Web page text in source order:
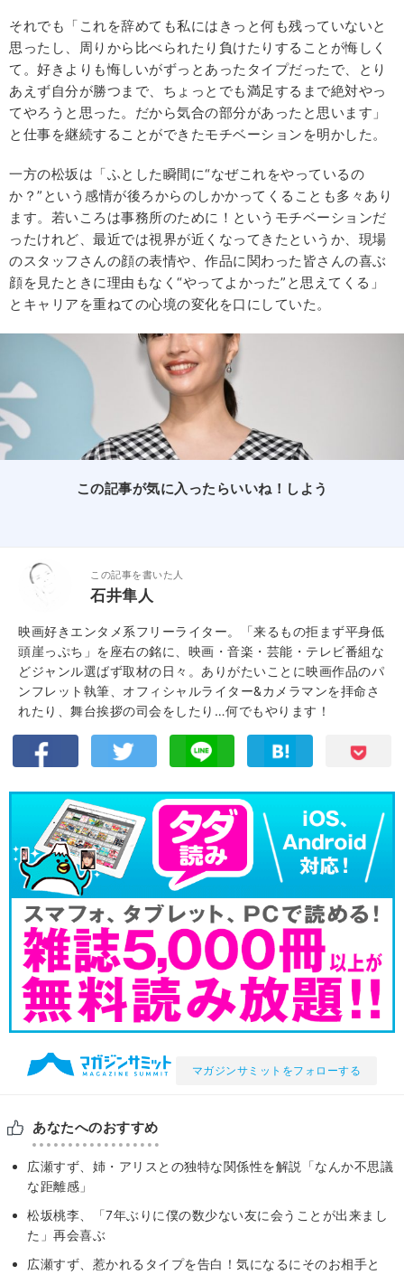
それでも「これを辞めても私にはきっと何も残っていないと
思ったし、周りから比べられたり負けたりすることが悔しく
て。好きよりも悔しいがずっとあったタイプだったで、とり
あえず自分が勝つまで、ちょっとでも満足するまで絶対やっ
てやろうと思った。だから気合の部分があったと思います」
と仕事を継続することができたモチベーションを明かした。
一方の松坂は「ふとした瞬間に“なぜこれをやっているの
か？”という感情が後ろからのしかかってくることも多々あり
ます。若いころは事務所のために！というモチベーションだ
ったけれど、最近では視界が近くなってきたというか、現場
のスタッフさんの顔の表情や、作品に関わった皆さんの喜ぶ
顔を見たときに理由もなく“やってよかった”と思えてくる」
とキャリアを重ねての心境の変化を口にしていた。
この記事が気に入ったらいいね！しよう
この記事を書いた人
石井隼人
映画好きエンタメ系フリーライター。「来るもの拒まず平身低
頭崖っぷち」を座右の銘に、映画・音楽・芸能・テレビ番組な
どジャンル選ばず取材の日々。ありがたいことに映画作品のパ
ンフレット執筆、オフィシャルライター&カメラマンを拝命さ
れたり、舞台挨拶の司会をしたり…何でもやります！
マガジンサミットをフォローする
あなたへのおすすめ
広瀬すず、姉・アリスとの独特な関係性を解説「なんか不思議
な距離感」
松坂桃李、「7年ぶりに僕の数少ない友に会うことが出来まし
た」再会喜ぶ
広瀬すず、惹かれるタイプを告白！気になるにそのお相手と